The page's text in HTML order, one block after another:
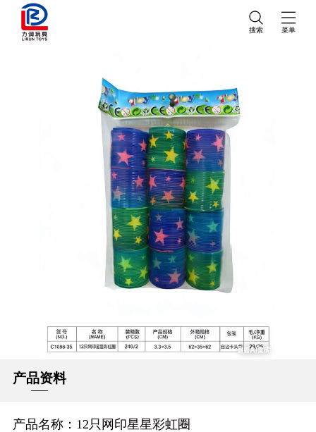
搜索 菜单
产品资料
产品名称：12只网印星星彩虹圈